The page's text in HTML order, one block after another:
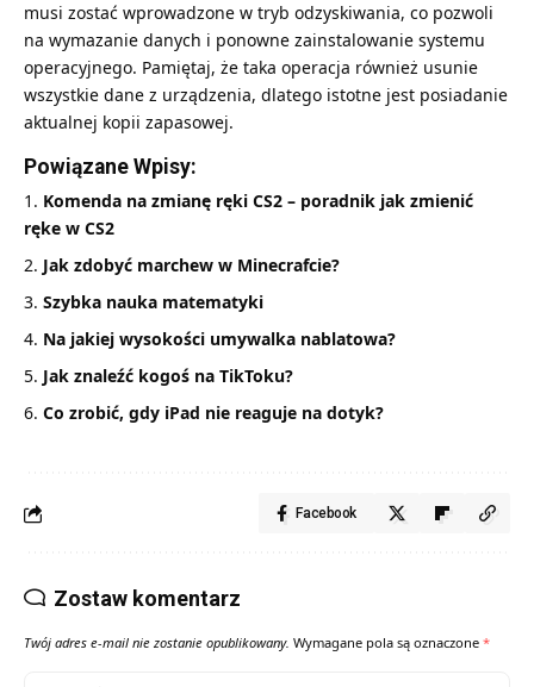
musi zostać wprowadzone w tryb odzyskiwania, co pozwoli
na wymazanie danych i ponowne zainstalowanie systemu
operacyjnego. Pamiętaj, że taka operacja również usunie
wszystkie dane z urządzenia, dlatego istotne jest posiadanie
aktualnej kopii zapasowej.
Powiązane Wpisy:
Komenda na zmianę ręki CS2 – poradnik jak zmienić
ręke w CS2
Jak zdobyć marchew w Minecrafcie?
Szybka nauka matematyki
Na jakiej wysokości umywalka nablatowa?
Jak znaleźć kogoś na TikToku?
Co zrobić, gdy iPad nie reaguje na dotyk?
Facebook
Zostaw komentarz
Twój adres e-mail nie zostanie opublikowany. Wymagane pola są oznaczone *